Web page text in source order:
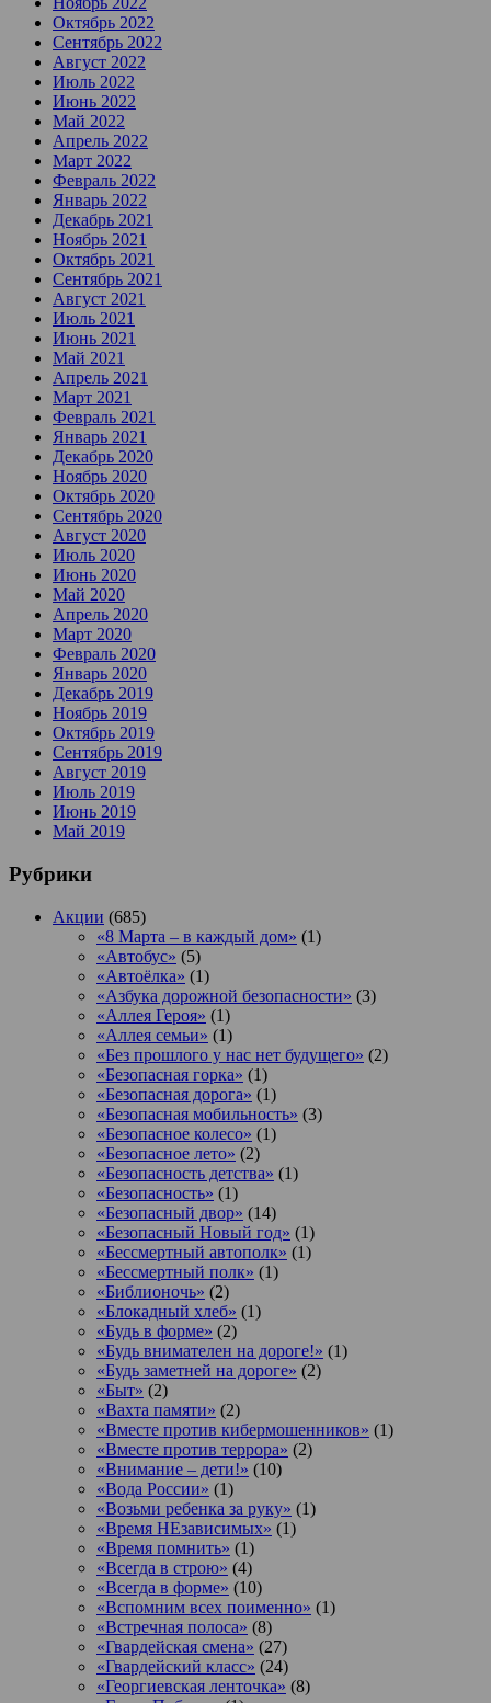
Октябрь 2022
Сентябрь 2022
Август 2022
Июль 2022
Июнь 2022
Май 2022
Апрель 2022
Март 2022
Февраль 2022
Январь 2022
Декабрь 2021
Ноябрь 2021
Октябрь 2021
Сентябрь 2021
Август 2021
Июль 2021
Июнь 2021
Май 2021
Апрель 2021
Март 2021
Февраль 2021
Январь 2021
Декабрь 2020
Ноябрь 2020
Октябрь 2020
Сентябрь 2020
Август 2020
Июль 2020
Июнь 2020
Май 2020
Апрель 2020
Март 2020
Февраль 2020
Январь 2020
Декабрь 2019
Ноябрь 2019
Октябрь 2019
Сентябрь 2019
Август 2019
Июль 2019
Июнь 2019
Май 2019
Рубрики
Акции (685)
«8 Марта – в каждый дом» (1)
«Автобус» (5)
«Автоёлка» (1)
«Азбука дорожной безопасности» (3)
«Аллея Героя» (1)
«Аллея семьи» (1)
«Без прошлого у нас нет будущего» (2)
«Безопасная горка» (1)
«Безопасная дорога» (1)
«Безопасная мобильность» (3)
«Безопасное колесо» (1)
«Безопасное лето» (2)
«Безопасность детства» (1)
«Безопасность» (1)
«Безопасный двор» (14)
«Безопасный Новый год» (1)
«Бессмертный автополк» (1)
«Бессмертный полк» (1)
«Библионочь» (2)
«Блокадный хлеб» (1)
«Будь в форме» (2)
«Будь внимателен на дороге!» (1)
«Будь заметней на дороге» (2)
«Быт» (2)
«Вахта памяти» (2)
«Вместе против кибермошенников» (1)
«Вместе против террора» (2)
«Внимание – дети!» (10)
«Вода России» (1)
«Возьми ребенка за руку» (1)
«Время НЕзависимых» (1)
«Время помнить» (1)
«Всегда в строю» (4)
«Всегда в форме» (10)
«Вспомним всех поименно» (1)
«Встречная полоса» (8)
«Гвардейская смена» (27)
«Гвардейский класс» (24)
«Георгиевская ленточка» (8)